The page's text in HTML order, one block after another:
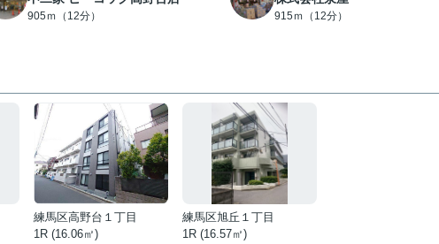
905ｍ（12分） 915ｍ（12分）
練馬区高野台１丁目
1R (16.06㎡)
練馬区旭丘１丁目
1R (16.57㎡)